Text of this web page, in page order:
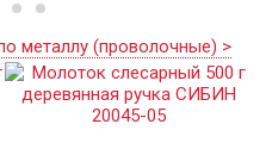
металлу (проволочные) >